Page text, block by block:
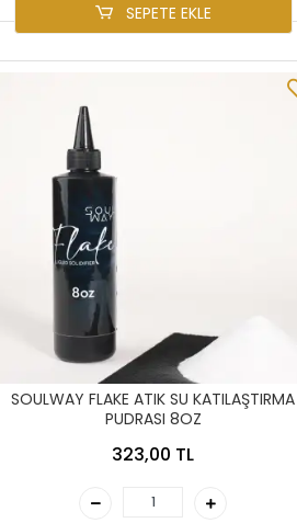
SEPETE EKLE
SOULWAY FLAKE ATIK SU KATILAŞTIRMA
PUDRASI 8OZ
323,00 TL